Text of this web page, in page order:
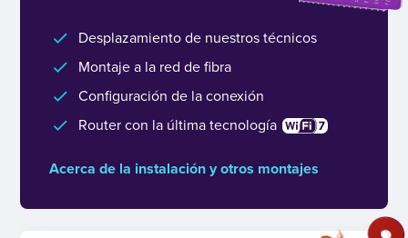
Desplazamiento de nuestros técnicos
Montaje a la red de fibra
Configuración de la conexión
Router con la última tecnología
Acerca de la instalación y otros montajes